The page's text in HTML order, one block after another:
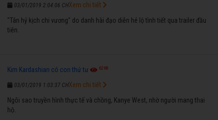
03/01/2019 2:04:06 CH
"Tân hỷ kịch chi vương" do danh hài đạo diễn hé lộ tình tiết qua trailer đầu
tiên.
Xem chi tiết
Kim Kardashian có con thứ tư 6268
03/01/2019 1:03:37 CH
Ngôi sao truyền hình thực tế và chồng, Kanye West, nhờ người mang thai
hộ.
Xem chi tiết